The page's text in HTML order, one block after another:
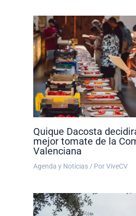
Quique Dacosta
mejor tomate de la
Valenciana
Agenda y Noticias/ PorViveCV